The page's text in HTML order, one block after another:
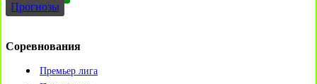
Прогнозы
Соревнования
Премьер лига